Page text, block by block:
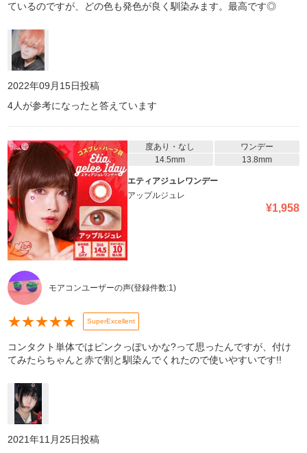
ているのですが、どの色も発色が良く馴染みます。最高です◎
2022年09月15日投稿
4人が参考になったと答えています
度あり・なし
ワンデー
14.5mm
13.8mm
エティアジュレワンデー
アップルジュレ
¥1,958
モアコンユーザーの声(登録件数:1)
★★★★★ SuperExcellent
コンタクト単体ではピンクっぽいかな?って思ったんですが、付け
てみたらちゃんと赤で割と馴染んでくれたので使いやすいです!!
2021年11月25日投稿